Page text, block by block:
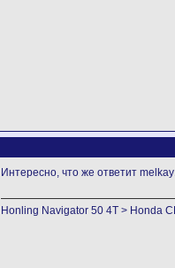
Интересно, что же ответит
Honling Navigator 50 4T > Honda